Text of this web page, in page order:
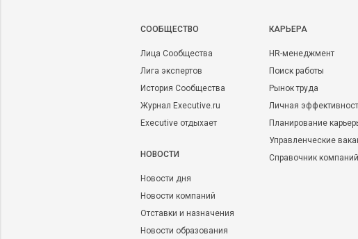
CООБЩЕСТВО
Лица Сообщества
Лига экспертов
История Сообщества
Журнал Executive.ru
Executive отдыхает
НОВОСТИ
Новости дня
Новости компаний
Отставки и назначения
Новости образования
КАРЬЕРА
HR-менеджмент
Поиск работы
Рынок труда
Личная
Планирование
Управленческие
Справочник компаний